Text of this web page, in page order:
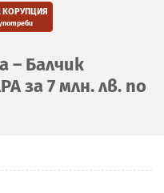
КОРУПЦИЯ
– Балчик
за 7 млн. лв. по